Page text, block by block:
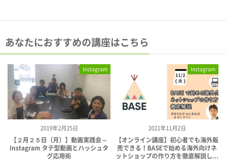
あなたにおすすめの講座はこちら
2019年2月25日
Instagram
【２月２５日（月）】動画実践会～
Instagram タテ型動画とハッシュタ
グ応用術
2021年11月2日
Instagram
【オンライン講座】初心者でも海外販
売できる！BASEで始める海外向けネ
ットショップの作り方を徹底解説し...